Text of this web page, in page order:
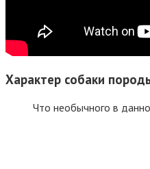
Характер собаки
Что необычного в